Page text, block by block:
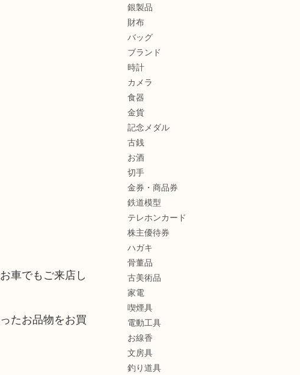
車でもご来店し
たお品物をお買
銀製品
財布
バッグ
ブランド
時計
カメラ
食器
金貨
記念メダル
古銭
お酒
切手
金券・商品券
鉄道模型
テレホンカード
株主優待券
ハガキ
骨董品
古美術品
家電
喫煙具
電動工具
お線香
文房具
釣り道具